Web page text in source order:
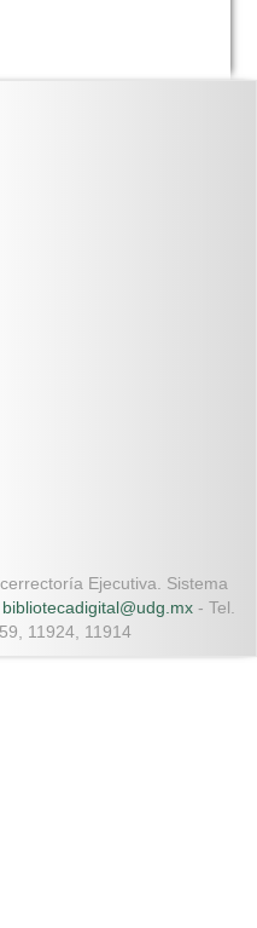
Ejecutiva. Sistema
bibliotecadigital@udg.mx - Tel.
11924, 11914